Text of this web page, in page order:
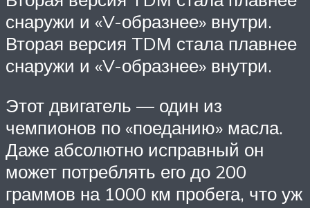
снаружи и «V-образнее» внутри.
Вторая версия TDМ стала плавнее
снаружи и «V-образнее» внутри.
Этот двигатель — один из
чемпионов по «поеданию» масла.
Даже абсолютно исправный он
может потреблять его до 200
граммов на 1000 км пробега, что уж